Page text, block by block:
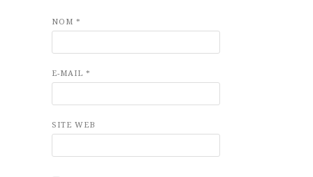
NOM *
E-MAIL *
SITE WEB